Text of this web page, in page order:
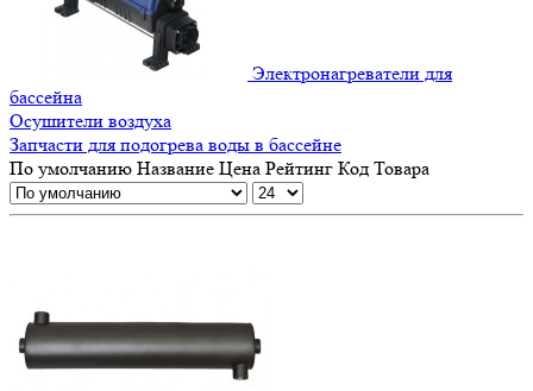
Электронагреватели для
бассейна
Осушители воздуха
Запчасти для подогрева воды в бассейне
По умолчанию Название Цена Рейтинг Код Товара